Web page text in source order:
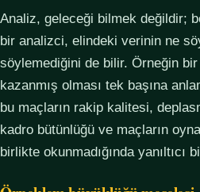
Analiz, geleceği bilmek değildir;
bir analizci, elindeki verinin ne
söylemediğini de bilir. Örneğin bir
kazanmış olması tek başına
bu maçların rakip kalitesi,
kadro bütünlüğü ve maçların
birlikte okunmadığında yanıltıcı